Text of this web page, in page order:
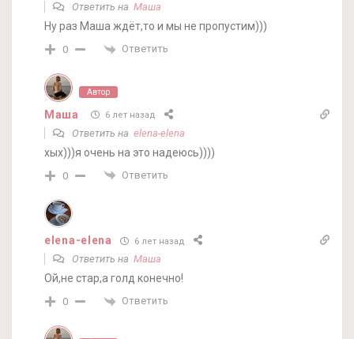
Ответить на Маша
Ну раз Маша ждёт,то и мы не пропустим)))
0 Ответить
Автор
Маша 6 лет назад
Ответить на elena-elena
хых)))я очень на это надеюсь))))
0 Ответить
elena-elena 6 лет назад
Ответить на Маша
Ой,не стар,а голд конечно!
0 Ответить